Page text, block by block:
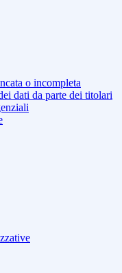
o incompleta
dati da parte dei titolari